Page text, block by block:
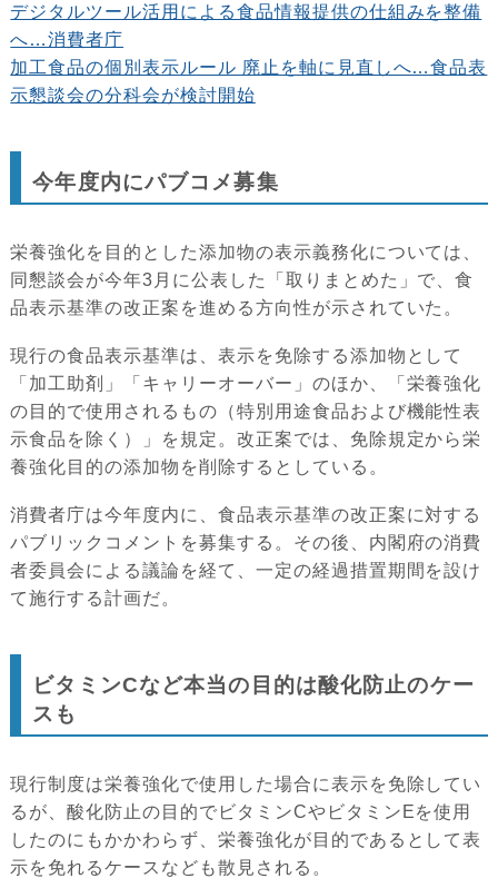
デジタルツール活用による食品情報提供の仕組みを整備
へ…消費者庁
加工食品の個別表示ルール 廃止を軸に見直しへ…食品表
示懇談会の分科会が検討開始
今年度内にパブコメ募集
栄養強化を目的とした添加物の表示義務化については、
同懇談会が今年3月に公表した「取りまとめた」で、食
品表示基準の改正案を進める方向性が示されていた。
現行の食品表示基準は、表示を免除する添加物として
「加工助剤」「キャリーオーバー」のほか、「栄養強化
の目的で使用されるもの（特別用途食品および機能性表
示食品を除く）」を規定。改正案では、免除規定から栄
養強化目的の添加物を削除するとしている。
消費者庁は今年度内に、食品表示基準の改正案に対する
パブリックコメントを募集する。その後、内閣府の消費
者委員会による議論を経て、一定の経過措置期間を設け
て施行する計画だ。
ビタミンCなど本当の目的は酸化防止のケー
スも
現行制度は栄養強化で使用した場合に表示を免除してい
るが、酸化防止の目的でビタミンCやビタミンEを使用
したのにもかかわらず、栄養強化が目的であるとして表
示を免れるケースなども散見される。